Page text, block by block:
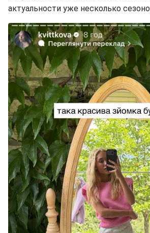
актуальности уже несколько